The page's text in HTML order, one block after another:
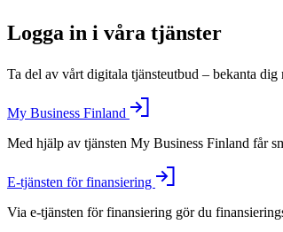
Logga in i våra tjänster
Ta del av vårt digitala tjänsteutbud – bekanta
My Business Finland
Med hjälp av tjänsten My Business Finland får
E-tjänsten för finansiering
Via e-tjänsten för finansiering gör du